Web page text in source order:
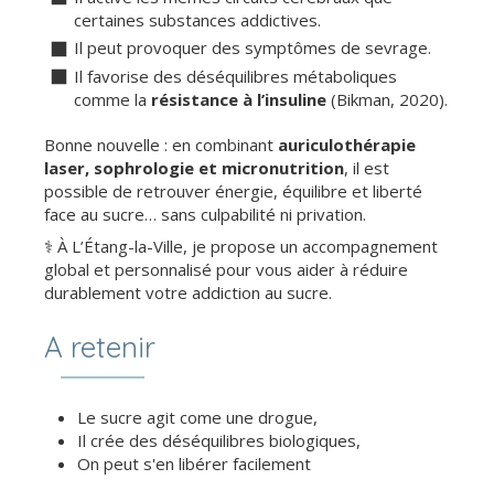
certaines substances addictives.
Il peut provoquer des symptômes de sevrage.
Il favorise des déséquilibres métaboliques
comme la résistance à l’insuline (Bikman, 2020).
Bonne nouvelle : en combinant auriculothérapie
laser, sophrologie et micronutrition, il est
possible de retrouver énergie, équilibre et liberté
face au sucre… sans culpabilité ni privation.
‍⚕️ À L’Étang-la-Ville, je propose un accompagnement
global et personnalisé pour vous aider à réduire
durablement votre addiction au sucre.
A retenir
Le sucre agit come une drogue,
Il crée des déséquilibres biologiques,
On peut s'en libérer facilement